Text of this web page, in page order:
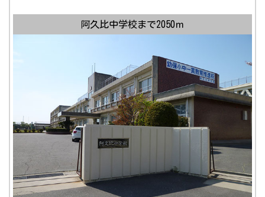
阿久比中学校まで2050ｍ